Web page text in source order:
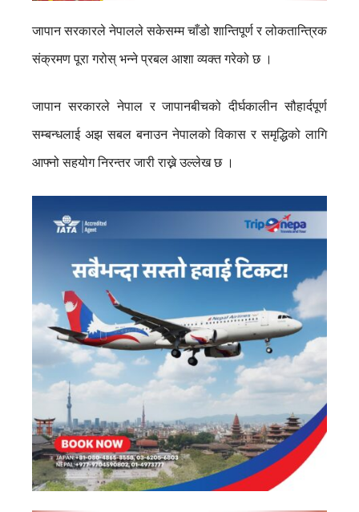
जापान सरकारले नेपालले सकेसम्म चाँडो शान्तिपूर्ण र लोकतान्त्रिक
संक्रमण पूरा गरोस् भन्ने प्रबल आशा व्यक्त गरेको छ ।
जापान सरकारले नेपाल र जापानबीचको दीर्घकालीन सौहार्दपूर्ण
सम्बन्धलाई अझ सबल बनाउन नेपालको विकास र समृद्धिको लागि
आफ्नो सहयोग निरन्तर जारी राख्ने उल्लेख छ ।